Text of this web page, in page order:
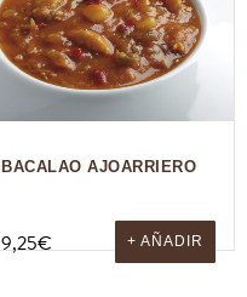
BACALAO AJOARRIERO
9,25€ + AÑADIR